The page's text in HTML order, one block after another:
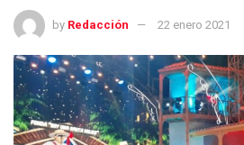
by Redacción 22 enero 2021